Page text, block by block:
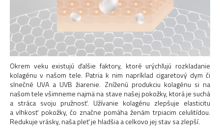
Okrem veku existujú ďalšie faktory, ktoré urýchľujú rozkladanie
kolagénu v našom tele. Patria k nim napríklad cigaretový dym či
slnečné UVA a UVB žiarenie. Zníženú produkciu kolagénu si na
našom tele všimneme najmä na stave našej pokožky, ktorá je suchá
a stráca svoju pružnosť. Užívanie kolagénu zlepšuje elasticitu
a vlhkosť pokožky, čo značne pomáha ženám trpiacim celulitídou.
Redukuje vrásky, naša pleť je hladšia a celkovo jej stav sa zlepší.